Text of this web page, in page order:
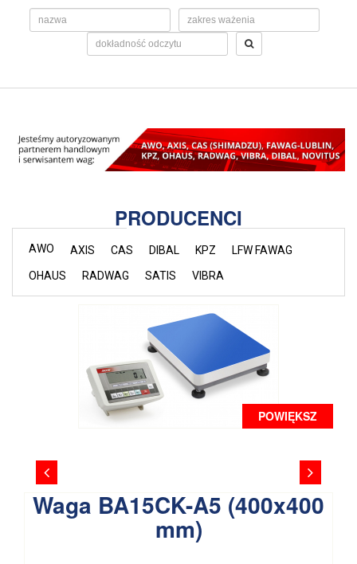
PRODUCENCI
AWO AXIS CAS DIBAL KPZ
LFW FAWAG
OHAUS
RADWAG SATIS VIBRA
POWIĘKSZ
Waga BA15CK-A5 (400x400
mm)